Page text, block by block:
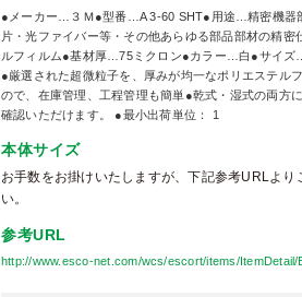
●メーカー…３Ｍ●型番…A 3-60 SHT●用途…精密機器
片・光ファイバー等・その他あらゆる部品部材の精
ルフィルム●基材厚…75ミクロン●カラー…白●サイズ
●厳選された超微粒子を、厚みが均一なポリエステル
ので、在庫管理、工程管理も簡単●乾式・湿式の両方
確認いただけます。 ●最小出荷単位： 1
本体サイズ
お手数をお掛けいたしますが、下記参考URLより
い。
参考URL
http://www.esco-net.com/wcs/escort/items/ItemDetail/